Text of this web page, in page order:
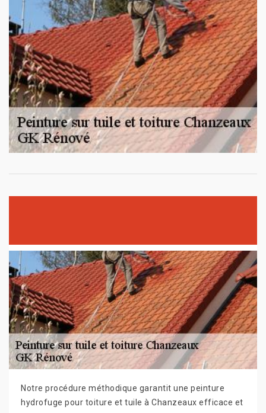
Notre procédure méthodique garantit une peinture
hydrofuge pour toiture et tuile à Chanzeaux efficace et